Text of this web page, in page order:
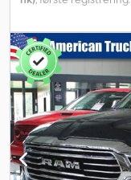
antall seter:3,